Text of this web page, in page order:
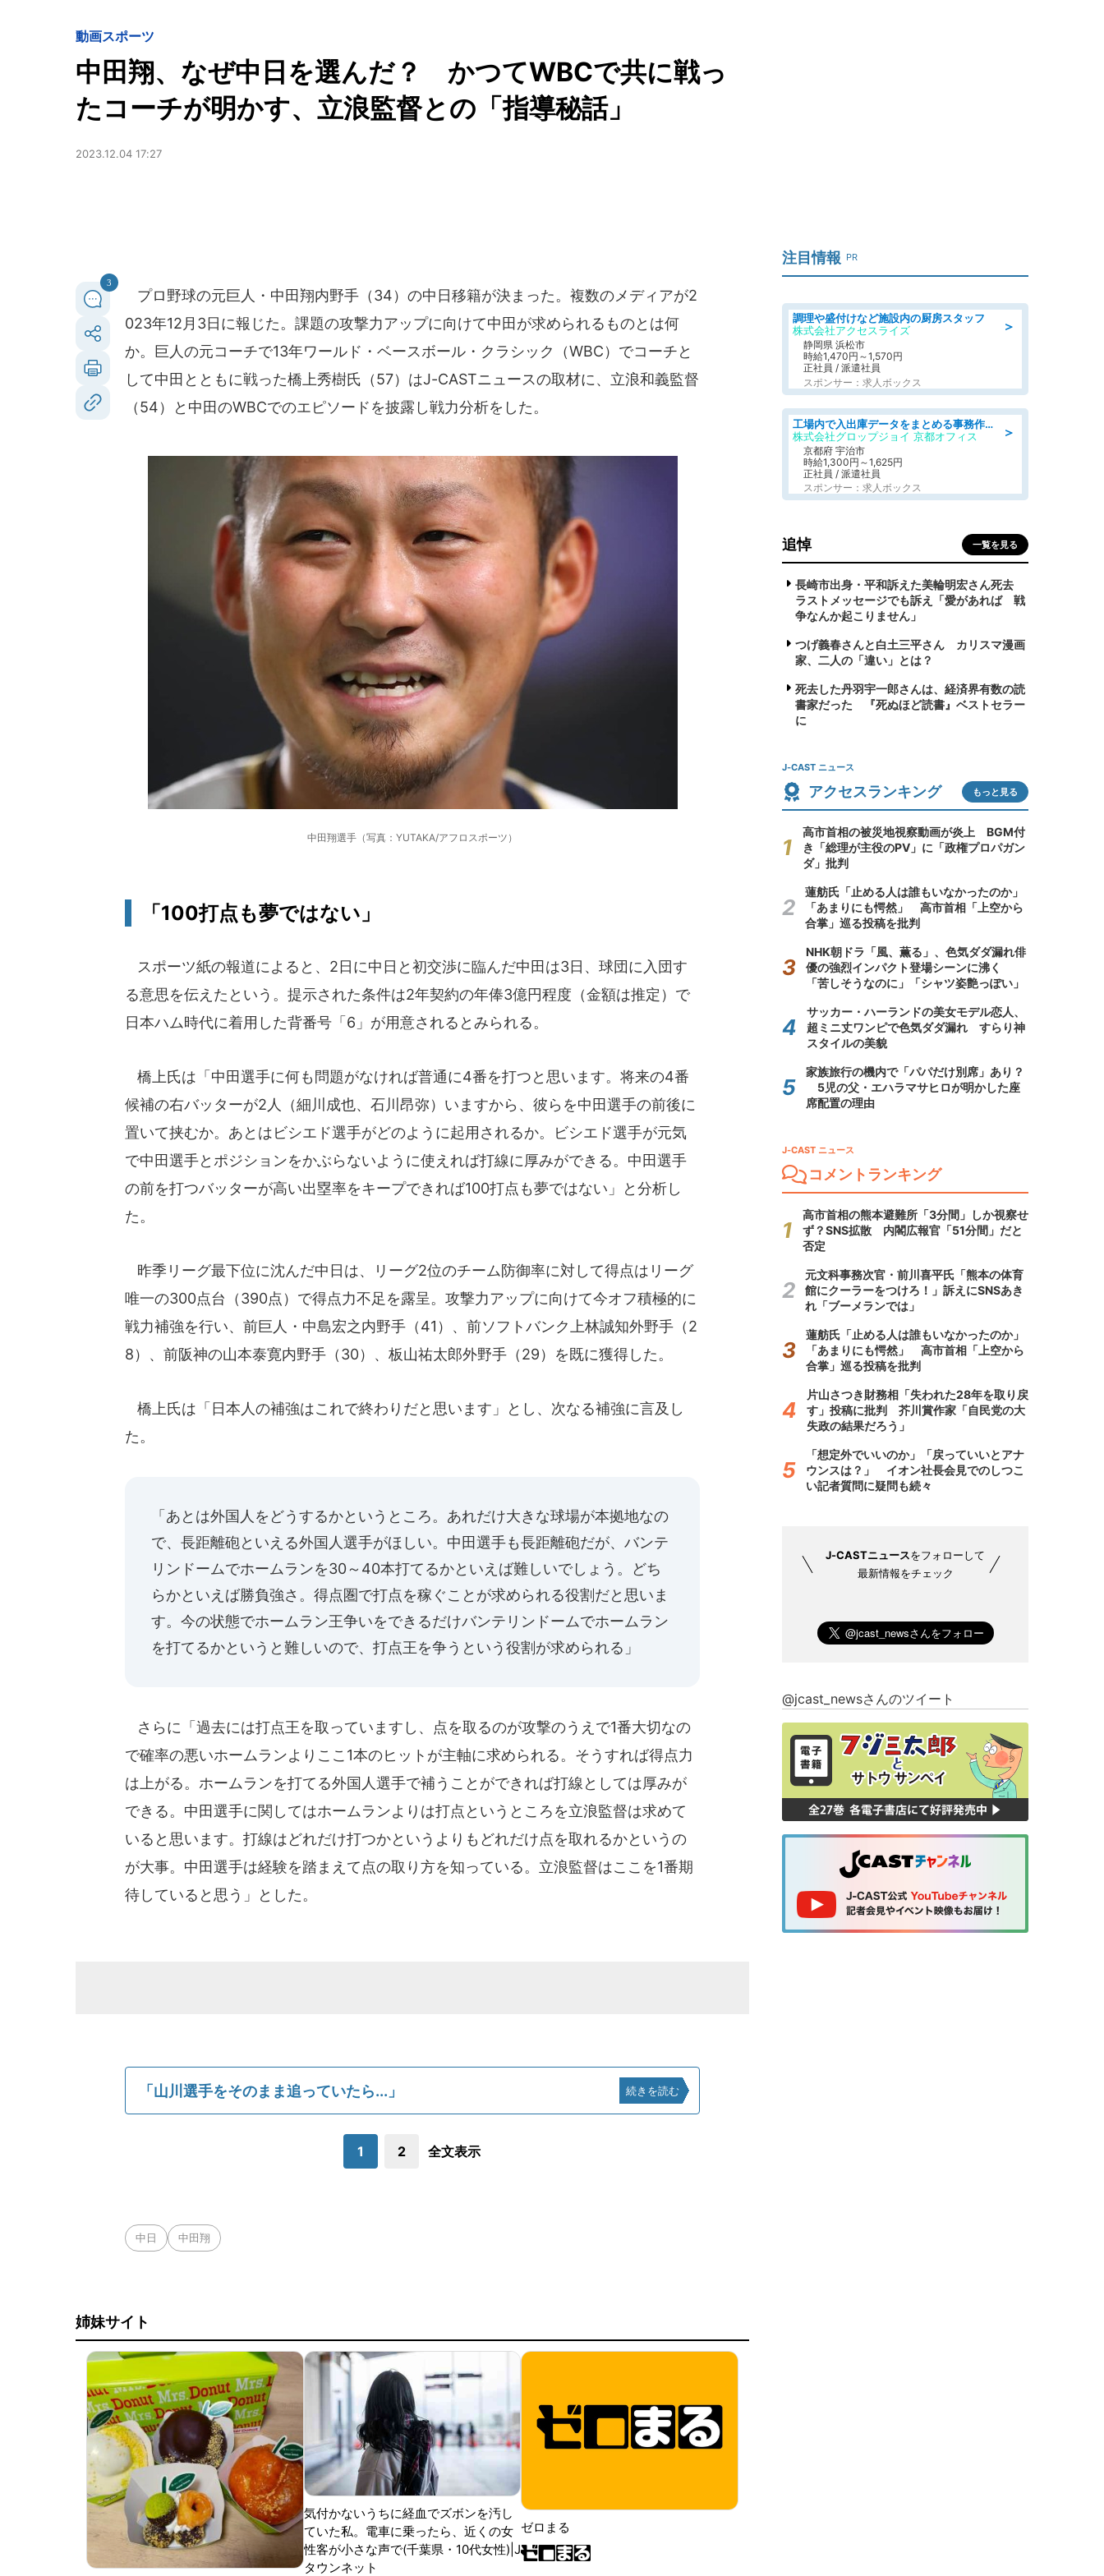
動画スポーツ
中田翔、なぜ中日を選んだ？ かつてWBCで共に戦っ
たコーチが明かす、立浪監督との「指導秘話」
2023.12.04 17:27
3
プロ野球の元巨人・中田翔内野手（34）の中日移籍が決まった。複数のメディアが2
023年12月3日に報じた。課題の攻撃力アップに向けて中田が求められるものとは何
か。巨人の元コーチで13年ワールド・ベースボール・クラシック（WBC）でコーチと
して中田とともに戦った橋上秀樹氏（57）はJ-CASTニュースの取材に、立浪和義監督
（54）と中田のWBCでのエピソードを披露し戦力分析をした。
中田翔選手（写真：YUTAKA/アフロスポーツ）
「100打点も夢ではない」
スポーツ紙の報道によると、2日に中日と初交渉に臨んだ中田は3日、球団に入団す
る意思を伝えたという。提示された条件は2年契約の年俸3億円程度（金額は推定）で
日本ハム時代に着用した背番号「6」が用意されるとみられる。
橋上氏は「中田選手に何も問題がなければ普通に4番を打つと思います。将来の4番
候補の右バッターが2人（細川成也、石川昂弥）いますから、彼らを中田選手の前後に
置いて挟むか。あとはビシエド選手がどのように起用されるか。ビシエド選手が元気
で中田選手とポジションをかぶらないように使えれば打線に厚みができる。中田選手
の前を打つバッターが高い出塁率をキープできれば100打点も夢ではない」と分析し
た。
昨季リーグ最下位に沈んだ中日は、リーグ2位のチーム防御率に対して得点はリーグ
唯一の300点台（390点）で得点力不足を露呈。攻撃力アップに向けて今オフ積極的に
戦力補強を行い、前巨人・中島宏之内野手（41）、前ソフトバンク上林誠知外野手（2
8）、前阪神の山本泰寛内野手（30）、板山祐太郎外野手（29）を既に獲得した。
橋上氏は「日本人の補強はこれで終わりだと思います」とし、次なる補強に言及し
た。
「あとは外国人をどうするかというところ。あれだけ大きな球場が本拠地なの
で、長距離砲といえる外国人選手がほしい。中田選手も長距離砲だが、バンテ
リンドームでホームランを30～40本打てるかといえば難しいでしょう。どち
らかといえば勝負強さ。得点圏で打点を稼ぐことが求められる役割だと思いま
す。今の状態でホームラン王争いをできるだけバンテリンドームでホームラン
を打てるかというと難しいので、打点王を争うという役割が求められる」
さらに「過去には打点王を取っていますし、点を取るのが攻撃のうえで1番大切なの
で確率の悪いホームランよりここ1本のヒットが主軸に求められる。そうすれば得点力
は上がる。ホームランを打てる外国人選手で補うことができれば打線としては厚みが
できる。中田選手に関してはホームランよりは打点というところを立浪監督は求めて
いると思います。打線はどれだけ打つかというよりもどれだけ点を取れるかというの
が大事。中田選手は経験を踏まえて点の取り方を知っている。立浪監督はここを1番期
待していると思う」とした。
「山川選手をそのまま追っていたら...」 続きを読む
1 2 全文表示
中日 中田翔
姉妹サイト
気付かないうちに経血でズボンを汚し
ていた私。電車に乗ったら、近くの女
性客が小さな声で(千葉県・10代女性)|J
タウンネット
ゼロまる
注目情報 PR
＞
調理や盛付けなど施設内の厨房スタッフ
株式会社アクセスライズ
静岡県 浜松市
時給1,470円～1,570円
正社員 / 派遣社員
スポンサー：求人ボックス
＞
工場内で入出庫データをまとめる事務作業/車通勤OK/交通費支給/食堂あり
株式会社グロップジョイ 京都オフィス
京都府 宇治市
時給1,300円～1,625円
正社員 / 派遣社員
スポンサー：求人ボックス
追悼 一覧を見る
長崎市出身・平和訴えた美輪明宏さん死去
ラストメッセージでも訴え「愛があれば 戦
争なんか起こりません」
つげ義春さんと白土三平さん カリスマ漫画
家、二人の「違い」とは？
死去した丹羽宇一郎さんは、経済界有数の読
書家だった 『死ぬほど読書』ベストセラー
に
J-CAST ニュース
アクセスランキング もっと見る
高市首相の被災地視察動画が炎上 BGM付
き「総理が主役のPV」に「政権プロパガン
ダ」批判
蓮舫氏「止める人は誰もいなかったのか」
「あまりにも愕然」 高市首相「上空から
合掌」巡る投稿を批判
NHK朝ドラ「風、薫る」、色気ダダ漏れ俳
優の強烈インパクト登場シーンに沸く
「苦しそうなのに」「シャツ姿艶っぽい」
サッカー・ハーランドの美女モデル恋人、
超ミニ丈ワンピで色気ダダ漏れ すらり神
スタイルの美貌
家族旅行の機内で「パパだけ別席」あり？
5児の父・エハラマサヒロが明かした座
席配置の理由
J-CAST ニュース
コメントランキング
高市首相の熊本避難所「3分間」しか視察せ
ず？SNS拡散 内閣広報官「51分間」だと
否定
元文科事務次官・前川喜平氏「熊本の体育
館にクーラーをつけろ！」訴えにSNSあき
れ「ブーメランでは」
蓮舫氏「止める人は誰もいなかったのか」
「あまりにも愕然」 高市首相「上空から
合掌」巡る投稿を批判
片山さつき財務相「失われた28年を取り戻
す」投稿に批判 芥川賞作家「自民党の大
失政の結果だろう」
「想定外でいいのか」「戻っていいとアナ
ウンスは？」 イオン社長会見でのしつこ
い記者質問に疑問も続々
J-CASTニュースをフォローして
最新情報をチェック
@jcast_newsさんのツイート